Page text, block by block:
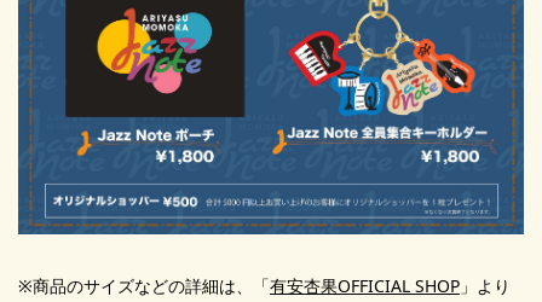
※商品のサイズなどの詳細は、「有安杏果OFFICIAL SHOP 」より